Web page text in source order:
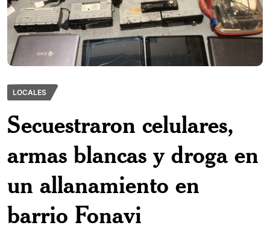
LOCALES
Secuestraron celulares,
armas blancas y droga en
un allanamiento en
barrio Fonavi